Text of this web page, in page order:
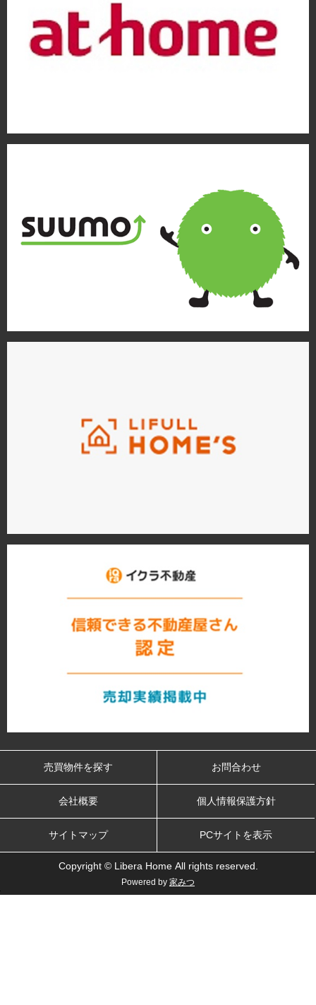
売買物件を探す お問合わせ
会社概要 個人情報保護方針
サイトマップ PCサイトを表示
Copyright © Libera Home All rights reserved.
Powered by 家みつ